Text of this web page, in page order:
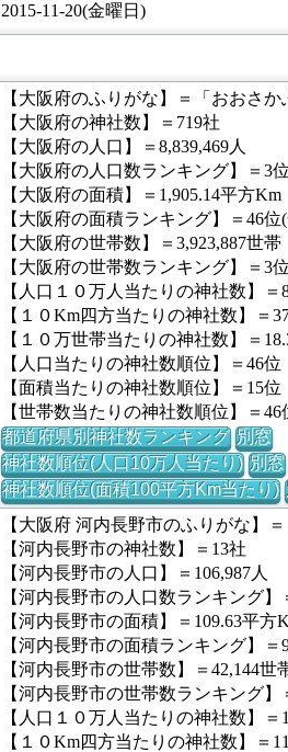
2015-11-20(金曜日)
【大阪府のふりがな】＝「おおさか
【大阪府の神社数】＝719社
【大阪府の人口】＝8,839,469人
【大阪府の人口数ランキング】＝3
【大阪府の面積】＝1,905.14平方Km
【大阪府の面積ランキング】＝46
【大阪府の世帯数】＝3,923,887世帯
【大阪府の世帯数ランキング】＝3
【人口１０万人当たりの神社数】＝
【１０Km四方当たりの神社数】＝
【１０万世帯当たりの神社数】＝
【人口当たりの神社数順位】＝46位
【面積当たりの神社数順位】＝15位
【世帯数当たりの神社数順位】＝46
都道府県別神社数ランキング 別窓
神社数順位(人口10万人当たり) 別窓
神社数順位(面積100平方Km当たり)
【大阪府 河内長野市のふりがな】
【河内長野市の神社数】＝13社
【河内長野市の人口】＝106,987人
【河内長野市の人口数ランキング
【河内長野市の面積】＝109.63平方
【河内長野市の面積ランキング】
【河内長野市の世帯数】＝42,144世
【河内長野市の世帯数ランキング
【人口１０万人当たりの神社数】＝
【１０Km四方当たりの神社数】＝